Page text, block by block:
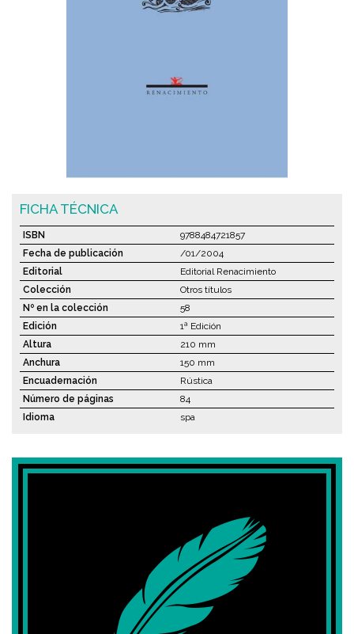
FICHA TÉCNICA
ISBN
9788484721857
Fecha de publicación
/01/2004
Editorial
Editorial Renacimiento
Colección
Otros títulos
Nº en la colección
58
Edición
1ª Edición
Altura
210 mm
Anchura
150 mm
Encuadernación
Rústica
Número de páginas
84
Idioma
spa